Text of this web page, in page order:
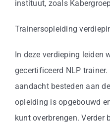
instituut, zoals
Trainersopleiding
In deze verdieping leiden
gecertificeerd NLP
aandacht besteden aan
opleiding is opgebouwd
kunt overbrengen. Verder